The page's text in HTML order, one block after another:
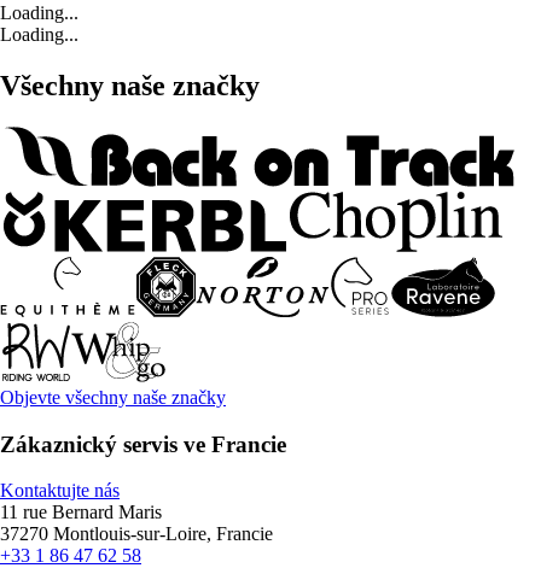
Loading...
Loading...
Všechny naše značky
Objevte všechny naše značky
Zákaznický servis ve Francie
Kontaktujte nás
11 rue Bernard Maris
37270 Montlouis-sur-Loire, Francie
+33 1 86 47 62 58